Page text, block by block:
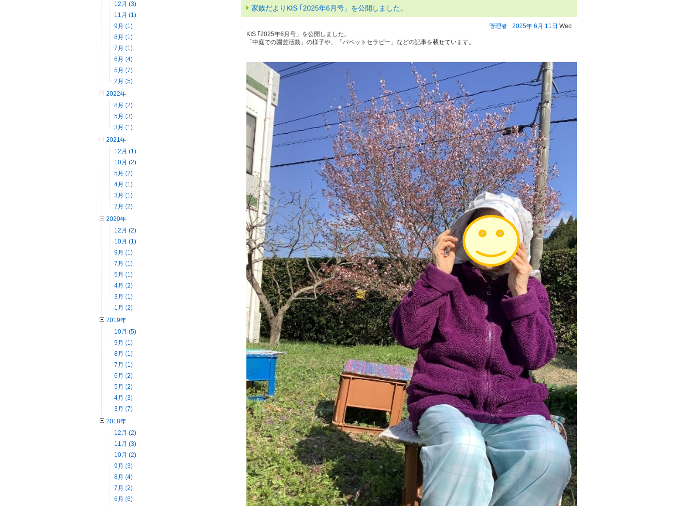
12月 (3)
11月 (1)
9月 (1)
8月 (1)
7月 (1)
6月 (4)
5月 (7)
2月 (5)
2022年
8月 (2)
5月 (3)
3月 (1)
2021年
12月 (1)
10月 (2)
5月 (2)
4月 (1)
3月 (1)
2月 (2)
2020年
12月 (2)
10月 (1)
9月 (1)
7月 (1)
5月 (1)
4月 (2)
3月 (1)
1月 (2)
2019年
10月 (5)
9月 (1)
8月 (1)
7月 (1)
6月 (2)
5月 (2)
4月 (3)
3月 (7)
2018年
12月 (2)
11月 (3)
10月 (2)
9月 (3)
8月 (4)
7月 (2)
6月 (6)
家族だよりKIS ｢2025年6月号」を公開しました。
2025年 6月 11日 Wed
管理者
KIS ｢2025年6月号」を公開しました。
「中庭での園芸活動」の様子や、「パペットセラピー」などの記事を載せています。